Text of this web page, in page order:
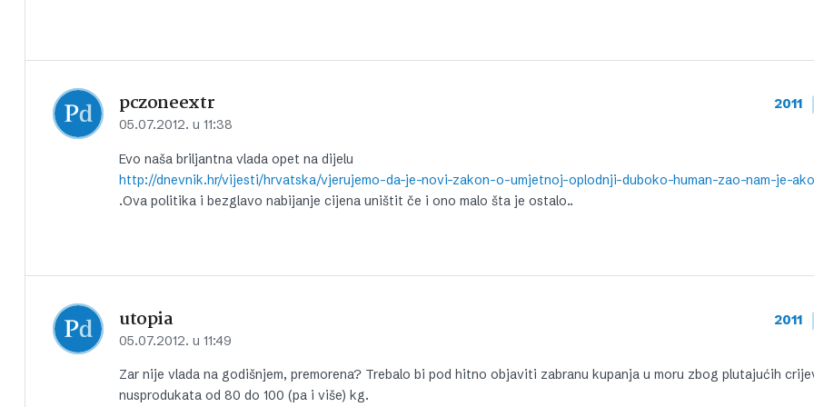
pczoneextr
05.07.2012. u 11:38
2011
Evo naša briljantna vlada opet na dijelu
.Ova politika i bezglavo nabijanje cijena uništit če i ono malo šta je ostalo..
utopia
05.07.2012. u 11:49
2011
Zar nije vlada na godišnjem, premorena? Trebalo bi pod hitno objaviti zabranu kupanja u moru zbog plutajućih
nusprodukata od 80 do 100 (pa i više) kg.